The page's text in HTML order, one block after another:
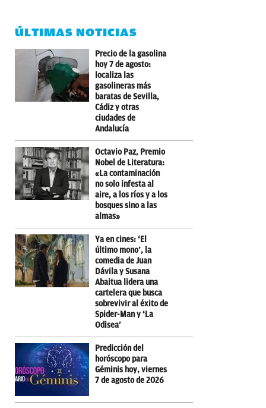
ÚLTIMAS NOTICIAS
Precio de la gasolina
hoy 7 de agosto:
localiza las
gasolineras más
baratas de Sevilla,
Cádiz y otras
ciudades de
Andalucía
Octavio Paz, Premio
Nobel de Literatura:
«La contaminación
no solo infesta al
aire, a los ríos y a los
bosques sino a las
almas»
Ya en cines: ‘El
último mono’, la
comedia de Juan
Dávila y Susana
Abaitua lidera una
cartelera que busca
sobrevivir al éxito de
Spider-Man y ‘La
Odisea’
Predicción del
horóscopo para
Géminis hoy, viernes
7 de agosto de 2026